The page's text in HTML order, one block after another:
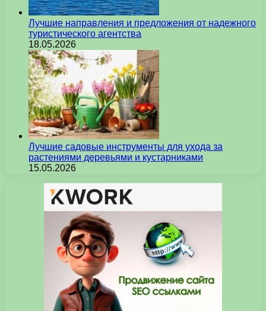
Лучшие направления и предложения от надежного
туристического агентства
18.05.2026
Лучшие садовые инструменты для ухода за
растениями деревьями и кустарниками
15.05.2026